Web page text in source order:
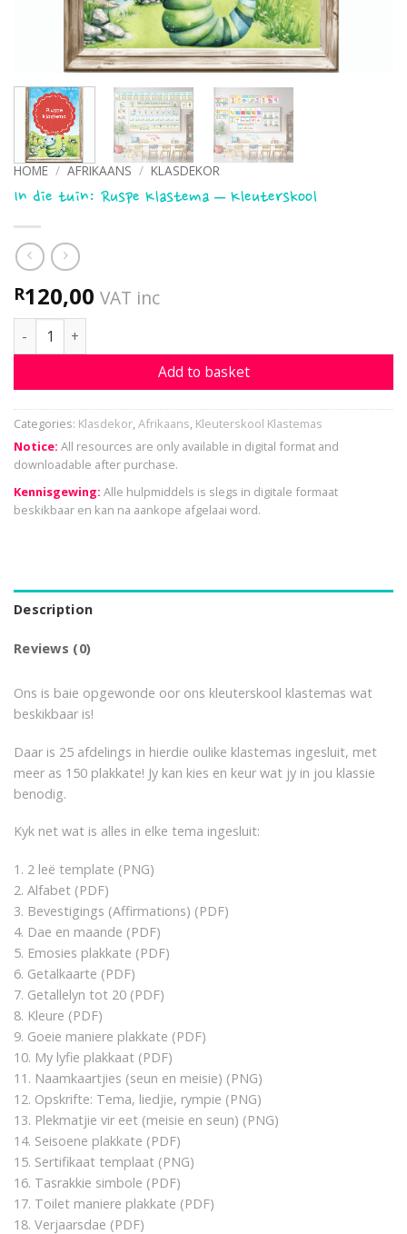
HOME / AFRIKAANS / KLASDEKOR
In die tuin: Ruspe Klastema – Kleuterskool
R120,00 VAT inc
In die tuin: Ruspe Klastema - Kleuterskool quantity
Add to basket
Categories: Klasdekor,Afrikaans, Kleuterskool Klastemas
Notice: All resources are only available in digital format and
downloadable after purchase.
Kennisgewing: Alle hulpmiddels is slegs in digitale formaat
beskikbaar en kan na aankope afgelaai word.
Description
Reviews (0)
Ons is baie opgewonde oor ons kleuterskool klastemas wat
beskikbaar is!
Daar is 25 afdelings in hierdie oulike klastemas ingesluit, met
meer as 150 plakkate! Jy kan kies en keur wat jy in jou klassie
benodig.
Kyk net wat is alles in elke tema ingesluit:
1. 2 leë template (PNG)
2. Alfabet (PDF)
3. Bevestigings (Affirmations) (PDF)
4. Dae en maande (PDF)
5. Emosies plakkate (PDF)
6. Getalkaarte (PDF)
7. Getallelyn tot 20 (PDF)
8. Kleure (PDF)
9. Goeie maniere plakkate (PDF)
10. My lyfie plakkaat (PDF)
11. Naamkaartjies (seun en meisie) (PNG)
12. Opskrifte: Tema, liedjie, rympie (PNG)
13. Plekmatjie vir eet (meisie en seun) (PNG)
14. Seisoene plakkate (PDF)
15. Sertifikaat templaat (PNG)
16. Tasrakkie simbole (PDF)
17. Toilet maniere plakkate (PDF)
18. Verjaarsdae (PDF)